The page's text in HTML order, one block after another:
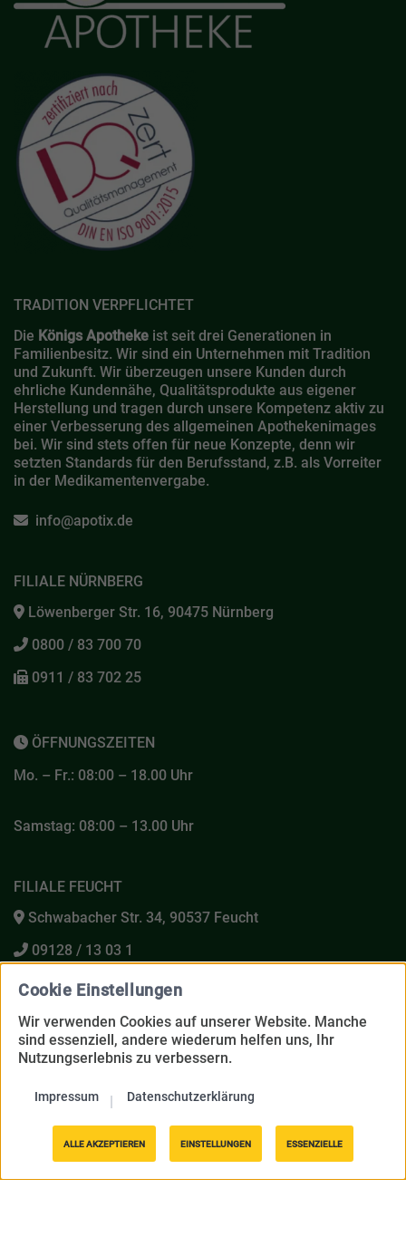
TRADITION VERPFLICHTET
Die Königs Apotheke ist seit drei Generationen in
Familienbesitz. Wir sind ein Unternehmen mit Tradition
und Zukunft. Wir überzeugen unsere Kunden durch
ehrliche Kundennähe, Qualitätsprodukte aus eigener
Herstellung und tragen durch unsere Kompetenz aktiv zu
einer Verbesserung des allgemeinen Apothekenimages
bei. Wir sind stets offen für neue Konzepte, denn wir
setzten Standards für den Berufsstand, z.B. als Vorreiter
in der Medikamentenvergabe.
info@apotix.de
FILIALE NÜRNBERG
Löwenberger Str. 16, 90475 Nürnberg
0800 / 83 700 70
0911 / 83 702 25
ÖFFNUNGSZEITEN
Mo. – Fr.: 08:00 – 18.00 Uhr
Samstag: 08:00 – 13.00 Uhr
FILIALE FEUCHT
Schwabacher Str. 34, 90537 Feucht
09128 / 13 03 1
09128 / 12 86 1
ÖFFNUNGSZEITEN
Mo.Di. Do. Fr.: 14:00 – 18:00 Uhr
Samstag: 09:00 – 13:00 Uhr
Cookie Einstellungen
Wir verwenden Cookies auf unserer Website. Manche
sind essenziell, andere wiederum helfen uns, Ihr
Nutzungserlebnis zu verbessern.
Impressum Datenschutz­erklärung
ALLE AKZEPTIEREN EINSTELLUNGEN ESSENZIELLE